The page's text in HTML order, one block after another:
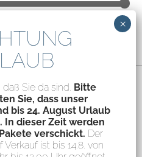
€30
Austria – ATU70094435
Impressum
Versandarten
Privatsphäre-Einstellungen
Feinstes GmbH
daß Sie da sind. Bitte
Sie, dass unser
bis 24. August Urlaub
In dieser Zeit werden
verschickt. Der
ist bis 14.8. von